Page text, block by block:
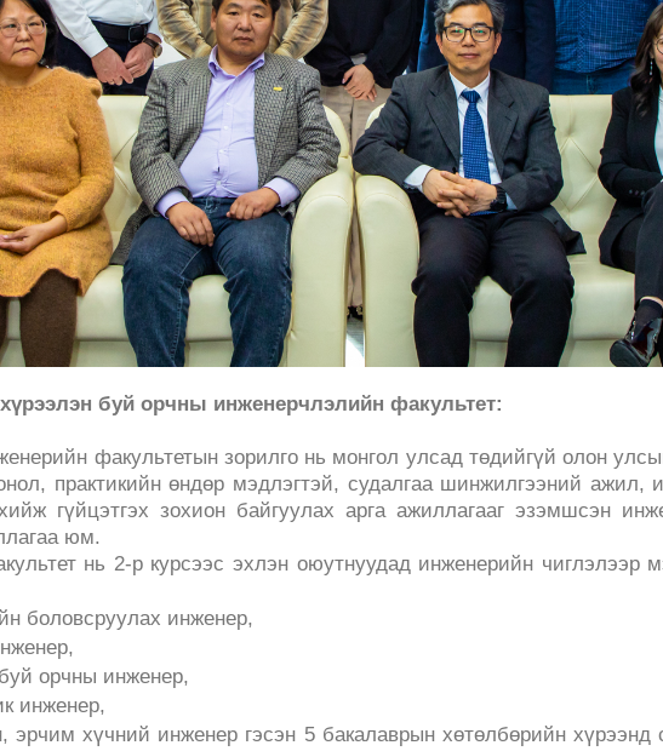
буй орчны инженерчлэлийн факультет:
факультетын зорилго нь монгол улсад төдийгүй олон
практикийн өндөр мэдлэгтэй, судалгаа шинжилгээний ажил,
гүйцэтгэх зохион байгуулах арга ажиллагааг эзэмшсэн
юм.
нь 2-р курсээс эхлэн оюутнуудад инженерийн чиглэлээр
боловсруулах инженер,
орчны инженер,
инженер,
эрчим хүчний инженер гэсэн 5 бакалаврын хөтөлбөрийн хүрээнд